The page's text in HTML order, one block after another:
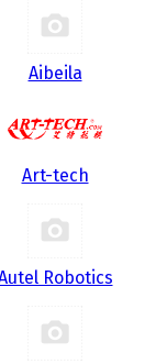
Aibeila
Art-tech
Robotics